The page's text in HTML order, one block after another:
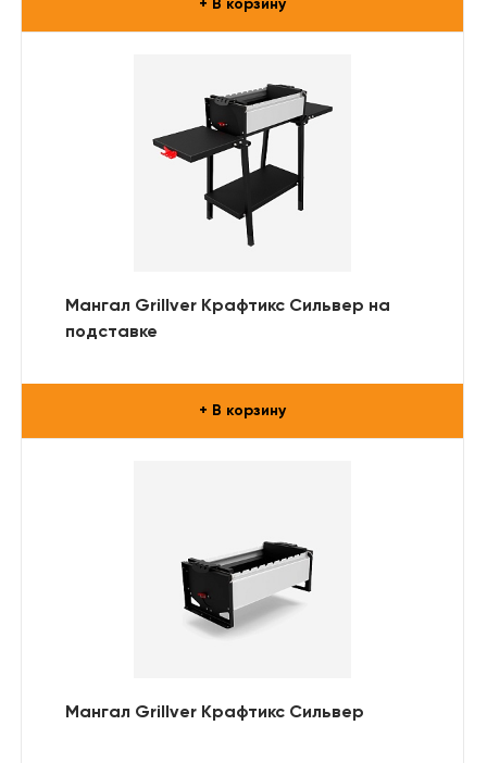
+ В корзину
Мангал Grillver Крафтикс Сильвер на
подставке
+ В корзину
Мангал Grillver Крафтикс Сильвер